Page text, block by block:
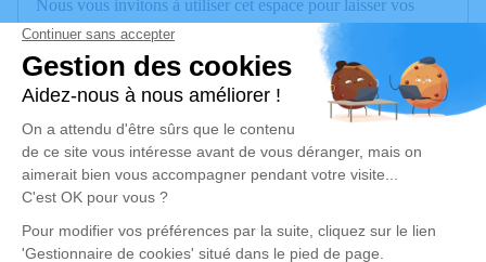
Nous vous invitons à utiliser cet espace pour laisser vos
condoléances, partager des photos souvenirs, une anecdote
ou exprimer vos pensées à travers des poèmes ou des textes.
Cet endroit est un lieu d'expression dédié à honorer la
Un service de plantation d’arbre hommage est
disponible ici.
Je rends hommage